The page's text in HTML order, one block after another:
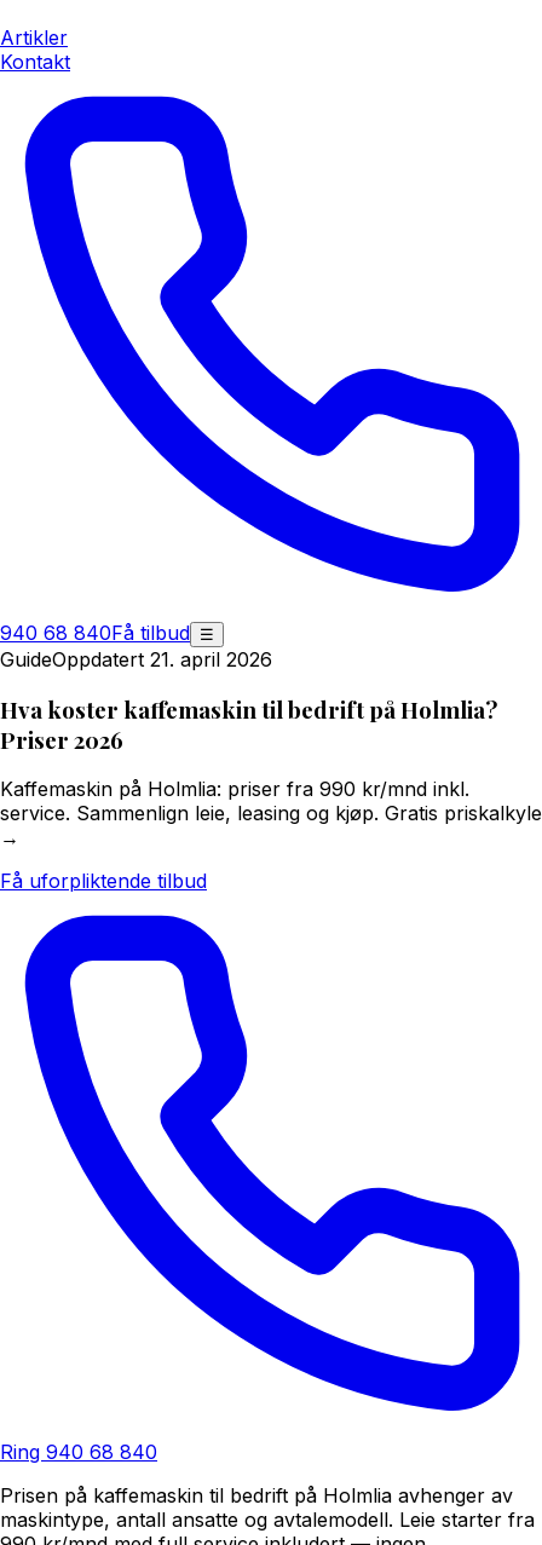
Artikler
Kontakt
940 68 840Få tilbud ☰
GuideOppdatert 21. april 2026
Hva koster kaffemaskin til bedrift på Holmlia?
Priser 2026
Kaffemaskin på Holmlia: priser fra 990 kr/mnd inkl.
service. Sammenlign leie, leasing og kjøp. Gratis priskalkyle
→
Få uforpliktende tilbud
Ring 940 68 840
Prisen på kaffemaskin til bedrift på Holmlia avhenger av
maskintype, antall ansatte og avtalemodell. Leie starter fra